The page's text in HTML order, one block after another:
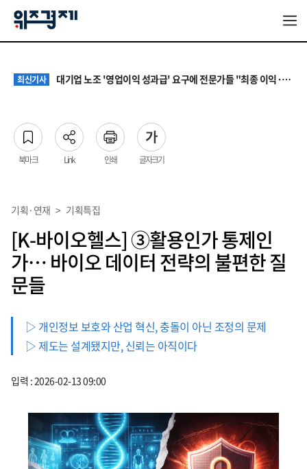
최신기사 대기업 노조 '영업이익 성과급' 요구에 전문가들 "최종 이익·투자 여력 반영해야"
최신기사 [증시다트] 대우건설 ‘깜짝 실적’ 다음은 27조 수주…하반기 5대 사업이 가른다
최신기사 원·하청 교섭 갈등에 안전 지원 위축까지… 노란봉투법 불확실성 해법은
북마크 Link 인쇄 글자크기
기획·연재 > 기획특집
[K-바이오헬스] ③활용인가 통제인
가… 바이오 데이터 전략의 불편한 질
문들
▷ 개인정보 보호와 산업 혁신, 충돌이 아닌 조정의 문제
▷ 제도는 설계됐지만, 신뢰는 아직이다
입력 : 2026-02-13 09:00